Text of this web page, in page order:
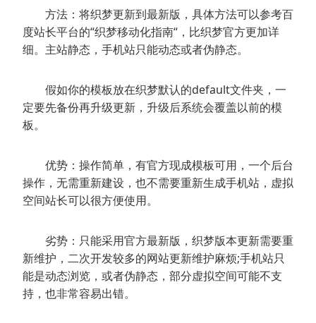
方法：将织梦更新到最新版，具体方法可以参考百
度站长平台的“织梦移动化指南“，比织梦官方更加详
细。主站静态，手机站只能动态或者伪静态。
假如你的模板放在织梦默认的default文件夹，一
定要先备份再升级更新，升级后系统会覆盖以前的模
板。
优势：操作简单，有官方现成模板可用，一个后台
操作，无需重新建设，也不需要重新生成手机站，虚拟
空间站长可以很方便使用。
劣势：只能采用官方最新版，织梦版本更新需要重
新维护，二次开发较多的网站更新维护麻烦;手机站只
能是动态浏览，或者伪静态，部分虚拟空间可能不支
持，也非常容易出错。